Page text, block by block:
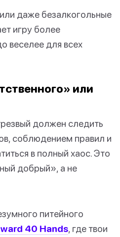
даже безалкогольные
игру более
веселее для всех
или
должен следить
соблюдением правил и
в полный хаос. Это
добрый», а не
питейного
40 Hands, где твои